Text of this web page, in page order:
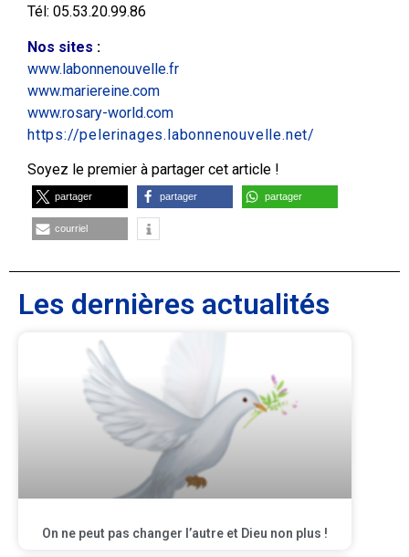
Tél: 05.53.20.99.86
Nos sites :
www.labonnenouvelle.fr
www.mariereine.com
www.rosary-world.com
https://pelerinages.labonnenouvelle.net/
Soyez le premier à partager cet article !
partager partager partager
courriel
Les dernières actualités
On ne peut pas changer l’autre et Dieu non plus !